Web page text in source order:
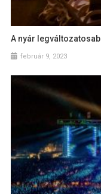
A nyár
február 9, 2023